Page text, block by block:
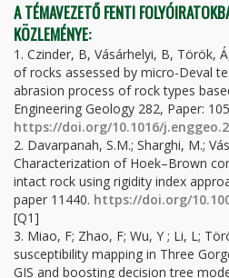
A TÉMAVEZETŐ FENTI
KÖZLEMÉNYE:
1. Czinder, B, Vásárhelyi, B, Török,
of rocks assessed by micro-Deval
abrasion process of rock types
Engineering Geology 282, Paper:
https://doi.org/10.1016/
2. Davarpanah, S.M.; Sharghi, M.;
Characterization of Hoek–Brown
intact rock using rigidity index
paper 11440. https://doi.org/
[Q1]
3. Miao, F; Zhao, F; Wu, Y ; Li, L;
susceptibility mapping in Three
GIS and boosting decision tree